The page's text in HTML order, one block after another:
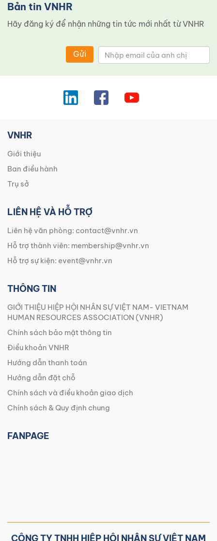
Bản tin VNHR
Hãy đăng ký để nhận những tin tức mới nhất từ ​​VNHR
Gửi
VNHR
Giới thiệu
Ban điều hành
Trụ sở
LIÊN HỆ VÀ HỖ TRỢ
Liên hệ văn phòng: contact@vnhr.vn
Hỗ trợ thành viên: membership@vnhr.vn
Hỗ trợ sự kiện: event@vnhr.vn
THÔNG TIN
GIỚI THIỆU HIỆP HỘI NHÂN SỰ VIỆT NAM- VIETNAM
HUMAN RESOURCES ASSOCIATION (VNHR)
Chính sách bảo mật thông tin
Điều khoản VNHR
Hướng dẫn thanh toán
Hướng dẫn đặt chỗ
Chính sách và điều khoản giao dịch
Chính sách & Quy định chung
FANPAGE
CÔNG TY TNHH HIỆP HỘI NHÂN SỰ VIỆT NAM